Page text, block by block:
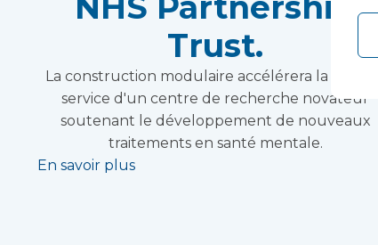
Trust.
La construction modulaire accélérera la mise en
service d'un centre de recherche novateur
soutenant le développement de nouveaux
traitements en santé mentale.
En savoir plus